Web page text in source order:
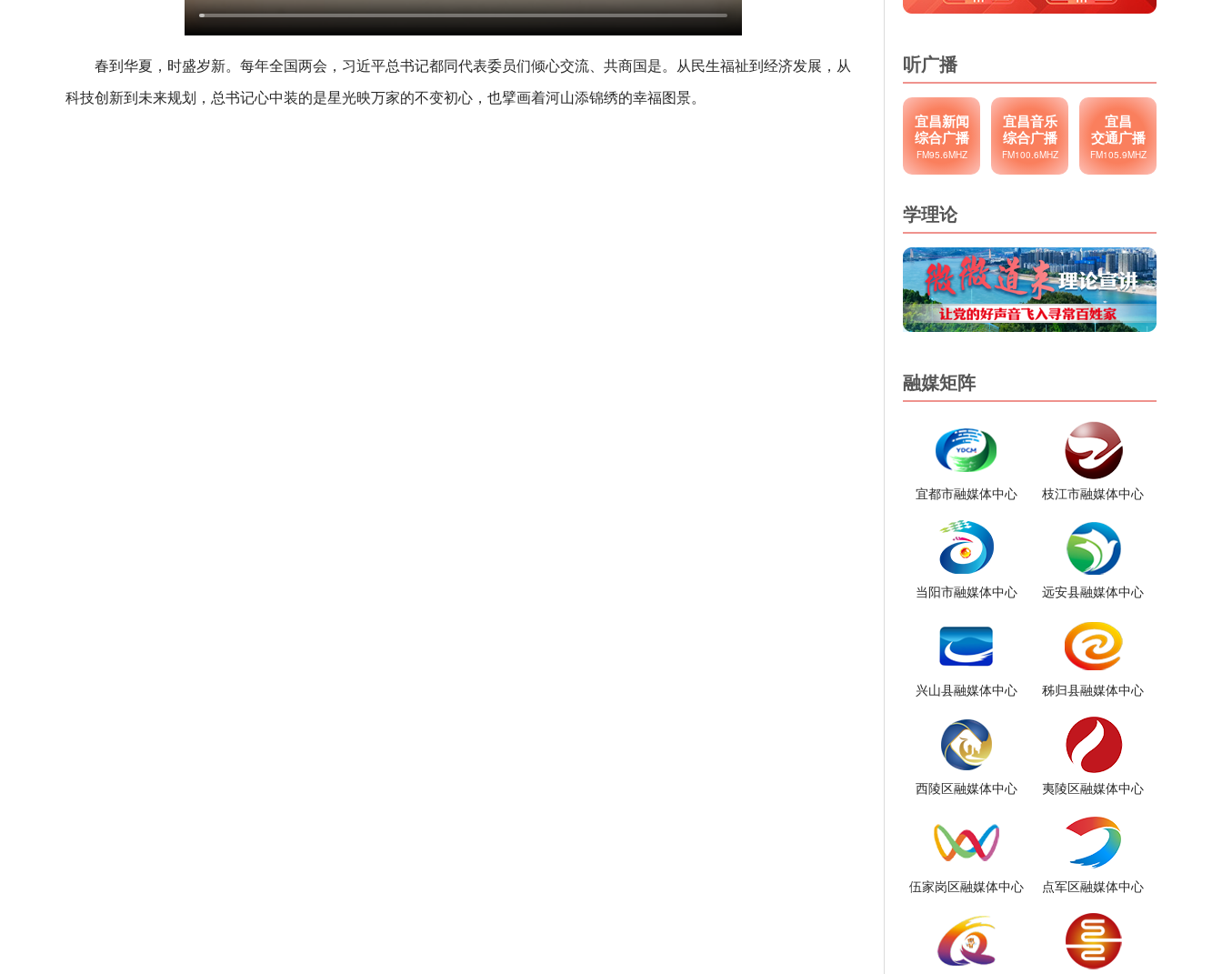
春到华夏，时盛岁新。每年全国两会，习近平总书记都同代表委员们倾心交流、共商国是。从民生福祉到经济发展，从
科技创新到未来规划，总书记心中装的是星光映万家的不变初心，也擘画着河山添锦绣的幸福图景。
听广播
宜昌新闻
综合广播
FM95.6MHZ
宜昌音乐
综合广播
FM100.6MHZ
宜昌
交通广播
FM105.9MHZ
学理论
融媒矩阵
宜都市融媒体中心 枝江市融媒体中心
当阳市融媒体中心 远安县融媒体中心
兴山县融媒体中心 秭归县融媒体中心
西陵区融媒体中心 夷陵区融媒体中心
伍家岗区融媒体中心 点军区融媒体中心